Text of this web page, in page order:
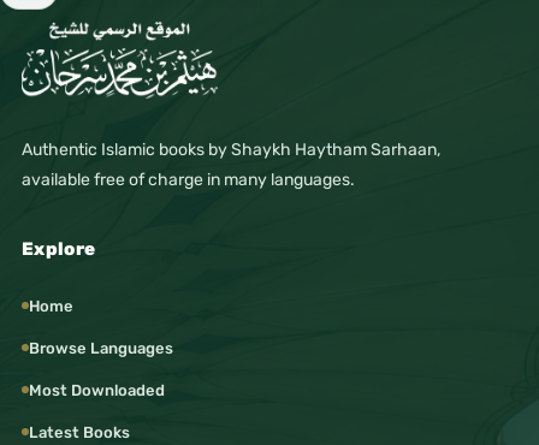
Authentic Islamic books by Shaykh Haytham Sarhaan,
available free of charge in many languages.
Explore
Home
Browse Languages
Most Downloaded
Latest Books